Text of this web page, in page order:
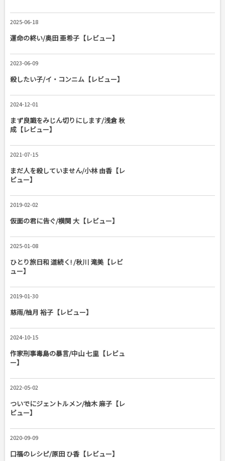
2025-06-18
運命の終い/奥田 亜希子【レビュー】
2023-06-09
殺したい子/イ・コンニム【レビュー】
2024-12-01
まず良識をみじん切りにします/浅倉 秋
成【レビュー】
2021-07-15
まだ人を殺していません/小林 由香【レ
ビュー】
2019-02-02
仮面の君に告ぐ/横関 大【レビュー】
2025-01-08
ひとり旅日和 道続く! /秋川 滝美【レビ
ュー】
2019-01-30
慈雨/柚月 裕子【レビュー】
2024-10-15
作家刑事毒島の暴言/中山 七里【レビュ
ー】
2022-05-02
ついでにジェントルメン/柚木 麻子【レ
ビュー】
2020-09-09
口福のレシピ/原田 ひ香【レビュー】